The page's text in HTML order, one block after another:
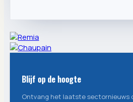
Blijf op de hoogte
Ontvang het laatste sectornieuws